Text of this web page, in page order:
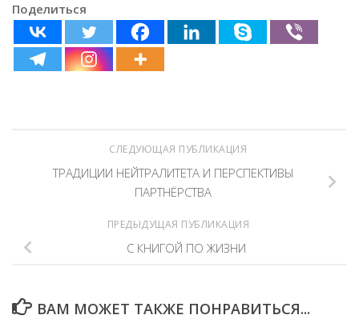
Поделиться
СЛЕДУЮЩАЯ ПУБЛИКАЦИЯ
ТРАДИЦИИ НЕЙТРАЛИТЕТА И ПЕРСПЕКТИВЫ
ПАРТНЁРСТВА
ПРЕДЫДУЩАЯ ПУБЛИКАЦИЯ
С КНИГОЙ ПО ЖИЗНИ
ВАМ МОЖЕТ ТАКЖЕ ПОНРАВИТЬСЯ...